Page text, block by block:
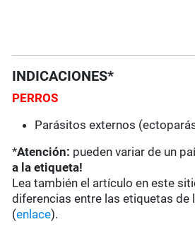
INDICACIONES*
PERROS
Parásitos externos
*Atención: pueden variar de un
a la etiqueta!
Lea también el artículo en este
diferencias entre las etiquetas de
(enlace).